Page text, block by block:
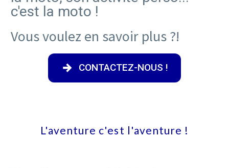
c'est la moto !
Vous voulez en savoir plus ?!
CONTACTEZ-NOUS !
L'aventure c'est l'aventure !